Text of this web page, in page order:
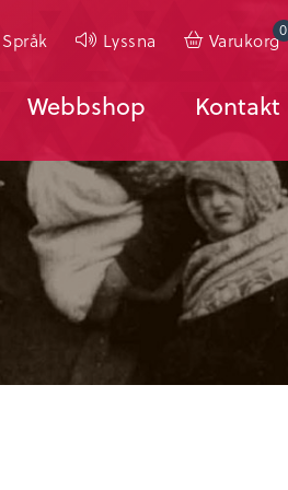
Språk Lyssna Varukorg0
Webbshop Kontakt